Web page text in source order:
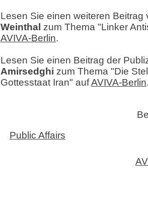
Lesen Sie einen weiteren
Weinthal zum Thema "Linker
AVIVA-Berlin.
Lesen Sie einen Beitrag der
Amirsedghi zum Thema "Die
Gottesstaat Iran" aufAVIVA-Berlin
Public Affairs